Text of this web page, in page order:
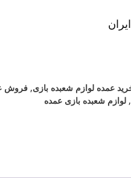
عمده لوازم شعبده بازی, فروش
, لوازم شعبده بازی عمده